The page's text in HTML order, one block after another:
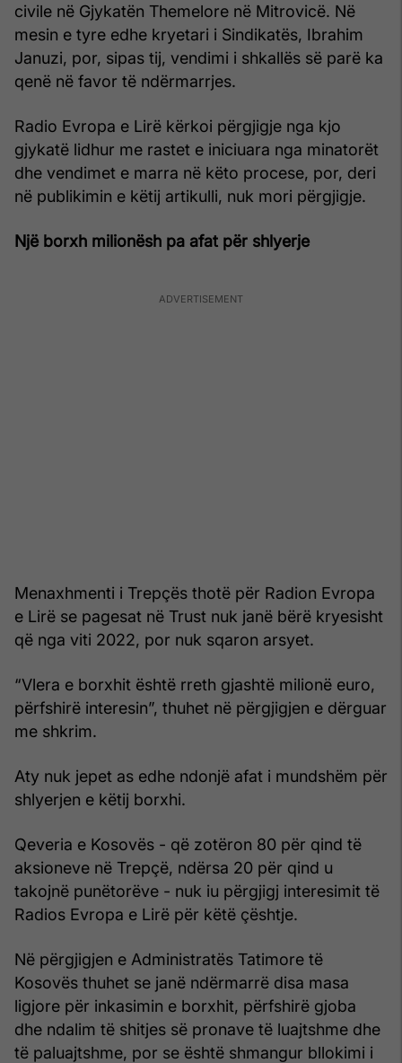
civile në Gjykatën Themelore në Mitrovicë. Në
mesin e tyre edhe kryetari i Sindikatës, Ibrahim
Januzi, por, sipas tij, vendimi i shkallës së parë ka
qenë në favor të ndërmarrjes.
Radio Evropa e Lirë kërkoi përgjigje nga kjo
gjykatë lidhur me rastet e iniciuara nga minatorët
dhe vendimet e marra në këto procese, por, deri
në publikimin e këtij artikulli, nuk mori përgjigje.
Një borxh milionësh pa afat për shlyerje
Menaxhmenti i Trepçës thotë për Radion Evropa
e Lirë se pagesat në Trust nuk janë bërë kryesisht
që nga viti 2022, por nuk sqaron arsyet.
“Vlera e borxhit është rreth gjashtë milionë euro,
përfshirë interesin”, thuhet në përgjigjen e dërguar
me shkrim.
Aty nuk jepet as edhe ndonjë afat i mundshëm për
shlyerjen e këtij borxhi.
Qeveria e Kosovës - që zotëron 80 për qind të
aksioneve në Trepçë, ndërsa 20 për qind u
takojnë punëtorëve - nuk iu përgjigj interesimit të
Radios Evropa e Lirë për këtë çështje.
Në përgjigjen e Administratës Tatimore të
Kosovës thuhet se janë ndërmarrë disa masa
ligjore për inkasimin e borxhit, përfshirë gjoba
dhe ndalim të shitjes së pronave të luajtshme dhe
të paluajtshme, por se është shmangur bllokimi i